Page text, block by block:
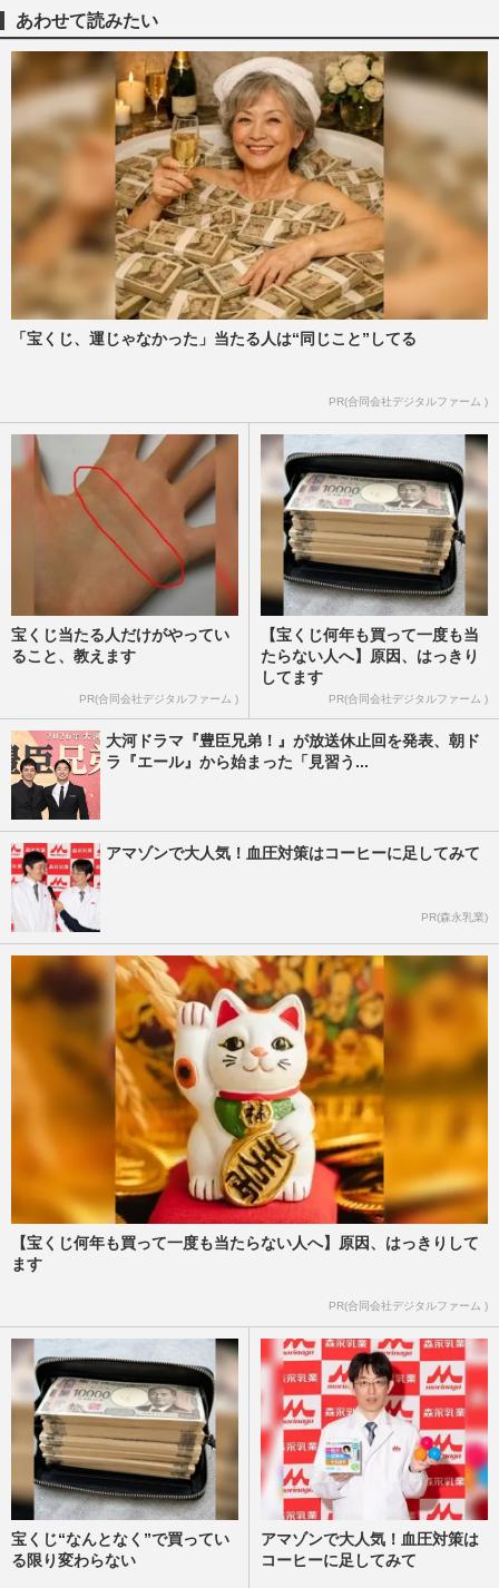
術』出演の声優・櫻井孝宏を“旦那”呼ばわ
りしていた不倫相手に…
週刊女性PRIME
Snow Man『おそ松さん』前代未聞の“未
完成”報告会「仕上がってなくて、すいま
シェーん」
週刊女性2022年3月29日•4月5日号 2022/3/16
赤塚不二夫の神対応に学ぶ、「やってしま
った！」とき気力を復活させる“魔法の言
葉”
西沢 泰生 2021/6/24
和田雅成、2.5次元人気俳優の「スター
阿雅佐 2020/4/11
あわせて読みたい
「宝くじ、運じゃなかった」当たる人は“同じこと”してる
PR(合同会社デジタルファーム )
宝くじ当たる人だけがやってい
ること、教えます
PR(合同会社デジタルファーム )
【宝くじ何年も買って一度も当
たらない人へ】原因、はっきり
してます
PR(合同会社デジタルファーム )
大河ドラマ『豊臣兄弟！』が放送休止回を発表、朝ド
ラ『エール』から始まった「見習う...
アマゾンで大人気！血圧対策はコーヒーに足してみて
PR(森永乳業)
【宝くじ何年も買って一度も当たらない人へ】原因、はっきりして
ます
PR(合同会社デジタルファーム )
宝くじ“なんとなく”で買ってい
る限り変わらない
アマゾンで大人気！血圧対策は
コーヒーに足してみて